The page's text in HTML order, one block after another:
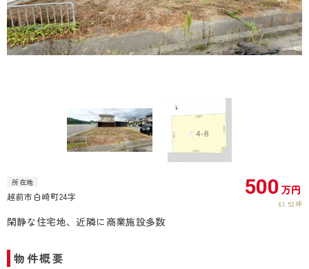
所在地
越前市白崎町24字 500万円
61.53坪
閑静な住宅地、近隣に商業施設多数
物件概要